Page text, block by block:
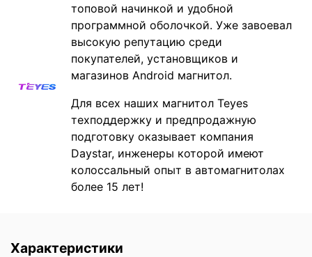
топовой начинкой и удобной
программной оболочкой. Уже завоевал
высокую репутацию среди
покупателей, установщиков и
магазинов Android магнитол.
Для всех наших магнитол Teyes
техподдержку и предпродажную
подготовку оказывает компания
Daystar, инженеры которой имеют
колоссальный опыт в автомагнитолах
более 15 лет!
Характеристики